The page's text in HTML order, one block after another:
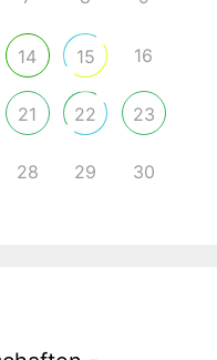
14 15 16
21 22 23
28 29 30